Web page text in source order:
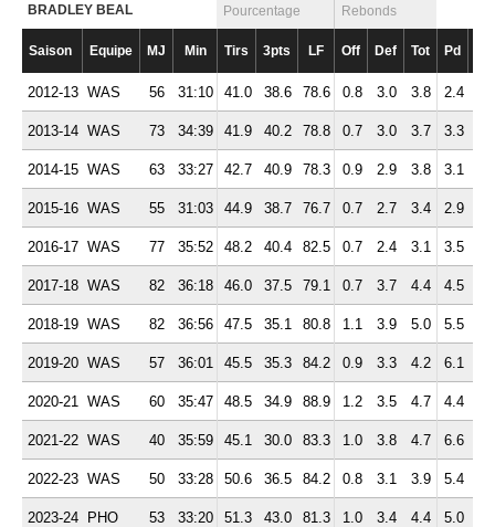
BRADLEY BEAL Pourcentage Rebonds
Saison Equipe MJ Min Tirs 3pts LF Off Def Tot Pd
2012-13 WAS 56 31:10 41.0 38.6 78.6 0.8 3.0 3.8 2.4
2013-14 WAS 73 34:39 41.9 40.2 78.8 0.7 3.0 3.7 3.3
2014-15 WAS 63 33:27 42.7 40.9 78.3 0.9 2.9 3.8 3.1
2015-16 WAS 55 31:03 44.9 38.7 76.7 0.7 2.7 3.4 2.9
2016-17 WAS 77 35:52 48.2 40.4 82.5 0.7 2.4 3.1 3.5
2017-18 WAS 82 36:18 46.0 37.5 79.1 0.7 3.7 4.4 4.5
2018-19 WAS 82 36:56 47.5 35.1 80.8 1.1 3.9 5.0 5.5
2019-20 WAS 57 36:01 45.5 35.3 84.2 0.9 3.3 4.2 6.1
2020-21 WAS 60 35:47 48.5 34.9 88.9 1.2 3.5 4.7 4.4
2021-22 WAS 40 35:59 45.1 30.0 83.3 1.0 3.8 4.7 6.6
2022-23 WAS 50 33:28 50.6 36.5 84.2 0.8 3.1 3.9 5.4
2023-24 PHO 53 33:20 51.3 43.0 81.3 1.0 3.4 4.4 5.0